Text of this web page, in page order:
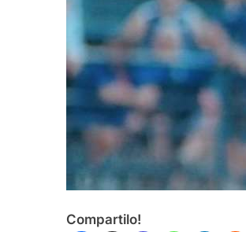
Compartilo!